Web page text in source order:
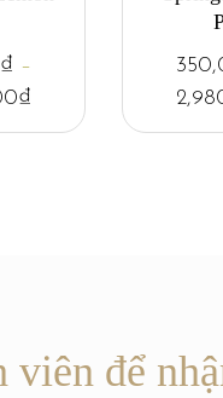
₫ –
₫
để